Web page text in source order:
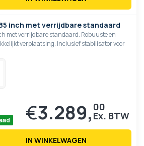
inch met verrijdbare standaard
met verrijdbare standaard. Robuuste en
verplaatsing. Inclusief stabilisator voor
€3.289, 00
IN WINKELWAGEN